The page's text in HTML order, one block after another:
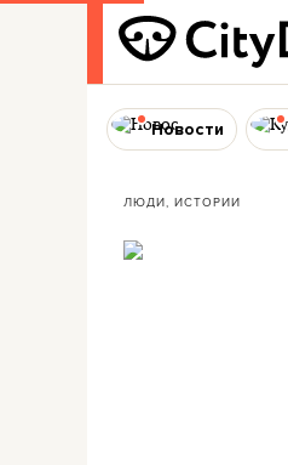
Новости
ЛЮДИ, ИСТОРИИ